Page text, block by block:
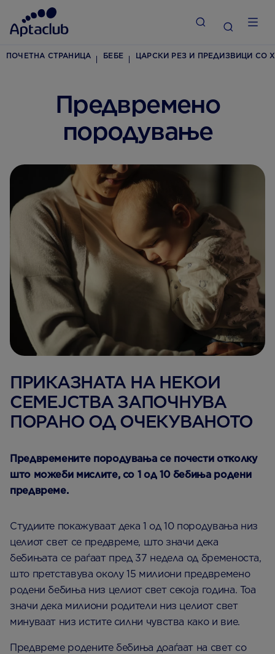
ПОЧЕТНА СТРАНИЦА БЕБЕ ЦАРСКИ РЕЗ И ПРЕДИЗВИЦИ СО
Предвремено
породување
ПРИКАЗНАТА НА НЕКОИ
СЕМЕЈСТВА ЗАПОЧНУВА
ПОРАНО ОД ОЧЕКУВАНОТО
Предвремените породувања се почести отколку
што можеби мислите, со 1 од 10 бебиња родени
предвреме.
Студиите покажуваат дека 1 од 10 породувања низ
целиот свет се предвреме, што значи дека
бебињата се раѓаат пред 37 недела од бременоста,
што претставува околу 15 милиони предвремено
родени бебиња низ целиот свет секоја година. Тоа
значи дека милиони родители низ целиот свет
минуваат низ истите силни чувства како и вие.
Предвреме родените бебиња доаѓаат на свет со